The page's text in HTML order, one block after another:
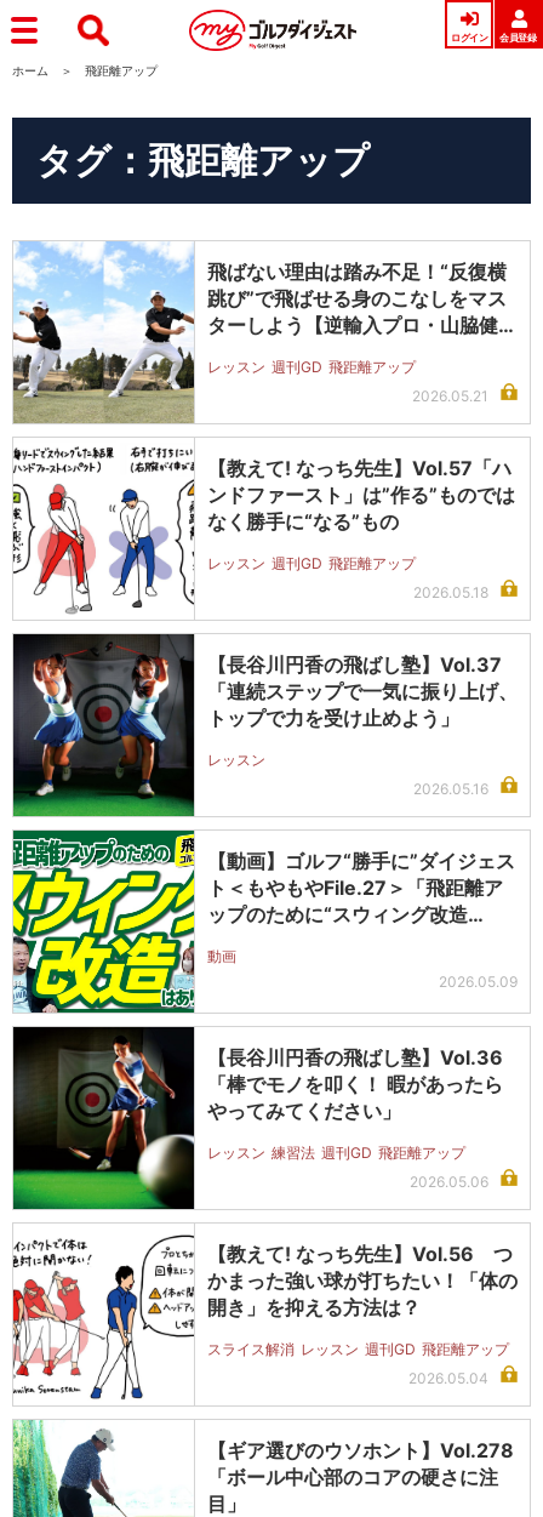
ログイン 会員登録
ホーム 飛距離アップ
タグ：飛距離アップ
飛ばない理由は踏み不足！“反復横
跳び”で飛ばせる身のこなしをマス
ターしよう【逆輸入プロ・山脇健斗
レッスン 週刊GD 飛距離アップ
2026.05.21
【教えて! なっち先生】Vol.57「ハ
ンドファースト」は”作る”ものでは
なく勝手に“なる”もの
レッスン 週刊GD 飛距離アップ
2026.05.18
【長谷川円香の飛ばし塾】Vol.37
「連続ステップで一気に振り上げ、
トップで力を受け止めよう」
レッスン
2026.05.16
【動画】ゴルフ“勝手に”ダイジェス
ト＜もやもやFile.27＞「飛距離ア
ップのために“スウィング改造…
動画
2026.05.09
【長谷川円香の飛ばし塾】Vol.36
「棒でモノを叩く！ 暇があったら
やってみてください」
レッスン 練習法 週刊GD 飛距離アップ
2026.05.06
【教えて! なっち先生】Vol.56 つ
かまった強い球が打ちたい！「体の
開き」を抑える方法は？
スライス解消 レッスン 週刊GD 飛距離アップ
2026.05.04
【ギア選びのウソホント】Vol.278
「ボール中心部のコアの硬さに注
目」